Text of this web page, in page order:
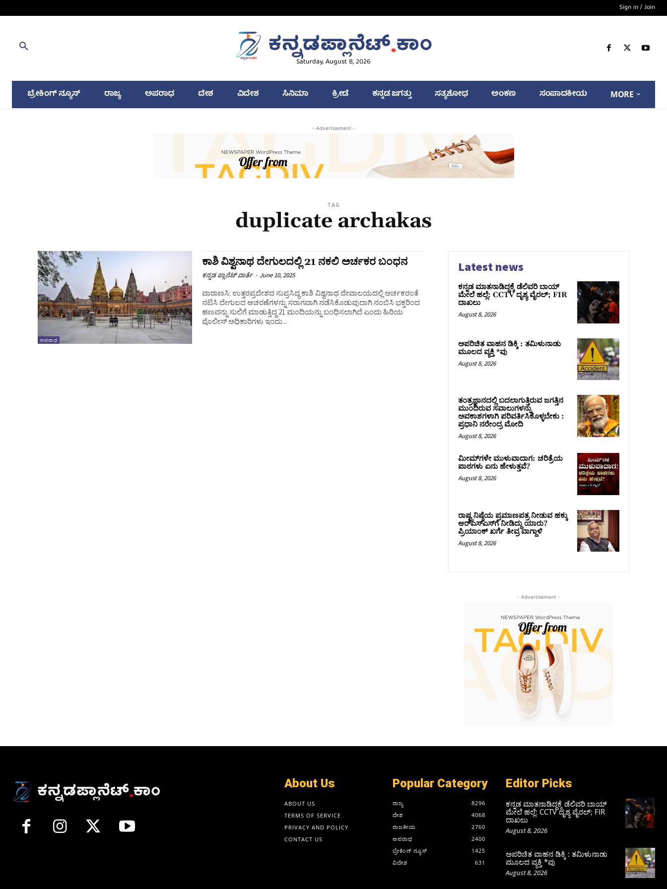
Sign in / Join
Saturday, August 8, 2026
ಬ್ರೇಕಿಂಗ್ ನ್ಯೂಸ್ ರಾಜ್ಯ ಅಪರಾಧ ದೇಶ ವಿದೇಶ ಸಿನಿಮಾ ಕ್ರೀಡೆ ಕನ್ನಡ ಜಗತ್ತು ಸತ್ಯಶೋಧ ಅಂಕಣ ಸಂಪಾದಕೀಯ MORE
- Advertisement -
TAG
duplicate archakas
ಅಪರಾಧ
ಕಾಶಿ ವಿಶ್ವನಾಥ ದೇಗುಲದಲ್ಲಿ 21 ನಕಲಿ ಅರ್ಚಕರ ಬಂಧನ
ಕನ್ನಡ ಪ್ಲಾನೆಟ್ ವಾರ್ತೆ - June 10, 2025
ವಾರಾಣಸಿ: ಉತ್ತರಪ್ರದೇಶದ ಸುಪ್ರಸಿದ್ಧ ಕಾಶಿ ವಿಶ್ವನಾಥ ದೇವಾಲಯದಲ್ಲಿ ಅರ್ಚಕರಂತೆ
ನಟಿಸಿ ದೇಗುಲದ ಆಚರಣೆಗಳನ್ನು ಸರಾಗವಾಗಿ ನಡೆಸಿಕೊಡುವುದಾಗಿ ನಂಬಿಸಿ ಭಕ್ತರಿಂದ
ಹಣವನ್ನು ಸುಲಿಗೆ ಮಾಡುತ್ತಿದ್ದ 21 ಮಂದಿಯನ್ನು ಬಂಧಿಸಲಾಗಿದೆ ಎಂದು ಹಿರಿಯ
ಪೊಲೀಸ್‌ ಅಧಿಕಾರಿಗಳು ಇಂದು...
Latest news
ಕನ್ನಡ ಮಾತನಾಡಿದ್ದಕ್ಕೆ ಡೆಲಿವರಿ ಬಾಯ್
ಮೇಲೆ ಹಲ್ಲೆ: CCTV ದೃಶ್ಯ ವೈರಲ್; FIR
ದಾಖಲು
August 8, 2026
ಅಪರಿಚಿತ ವಾಹನ ಡಿಕ್ಕಿ : ತಮಿಳುನಾಡು
ಮೂಲದ ವ್ಯಕ್ತಿ *ವು
August 8, 2026
ತಂತ್ರಜ್ಞಾನದಲ್ಲಿ ಬದಲಾಗುತ್ತಿರುವ ಜಗತ್ತಿನ
ಮುಂದಿರುವ ಸವಾಲುಗಳನ್ನು
ಅವಕಾಶಗಳಾಗಿ ಪರಿವರ್ತಿಸಿಕೊಳ್ಳಬೇಕು :
ಪ್ರಧಾನಿ ನರೇಂದ್ರ ಮೋದಿ
August 8, 2026
ಮೀಮ್‌ಗಳೇ ಮುಳುವಾದಾಗ: ಚರಿತ್ರೆಯ
ಪಾಠಗಳು ಏನು ಹೇಳುತ್ತವೆ?
August 8, 2026
ರಾಷ್ಟ್ರನಿಷ್ಠೆಯ ಪ್ರಮಾಣಪತ್ರ ನೀಡುವ ಹಕ್ಕು
ಆರ್‌ಎಸ್‌ಎಸ್‌ಗೆ ನೀಡಿದ್ದು ಯಾರು?
ಪ್ರಿಯಾಂಕ್ ಖರ್ಗೆ ತೀವ್ರ ವಾಗ್ದಾಳಿ
August 8, 2026
- Advertisement -
About Us
ABOUT US
TERMS OF SERVICE
PRIVACY AND POLICY
CONTACT US
Popular Category
ರಾಜ್ಯ
8296
ದೇಶ
4068
ರಾಜಕೀಯ
2760
ಅಪರಾಧ
2400
ಬ್ರೇಕಿಂಗ್ ನ್ಯೂಸ್
1425
ವಿದೇಶ
631
Editor Picks
ಕನ್ನಡ ಮಾತನಾಡಿದ್ದಕ್ಕೆ ಡೆಲಿವರಿ ಬಾಯ್
ಮೇಲೆ ಹಲ್ಲೆ: CCTV ದೃಶ್ಯ ವೈರಲ್; FIR
ದಾಖಲು
August 8, 2026
ಅಪರಿಚಿತ ವಾಹನ ಡಿಕ್ಕಿ : ತಮಿಳುನಾಡು
ಮೂಲದ ವ್ಯಕ್ತಿ *ವು
August 8, 2026